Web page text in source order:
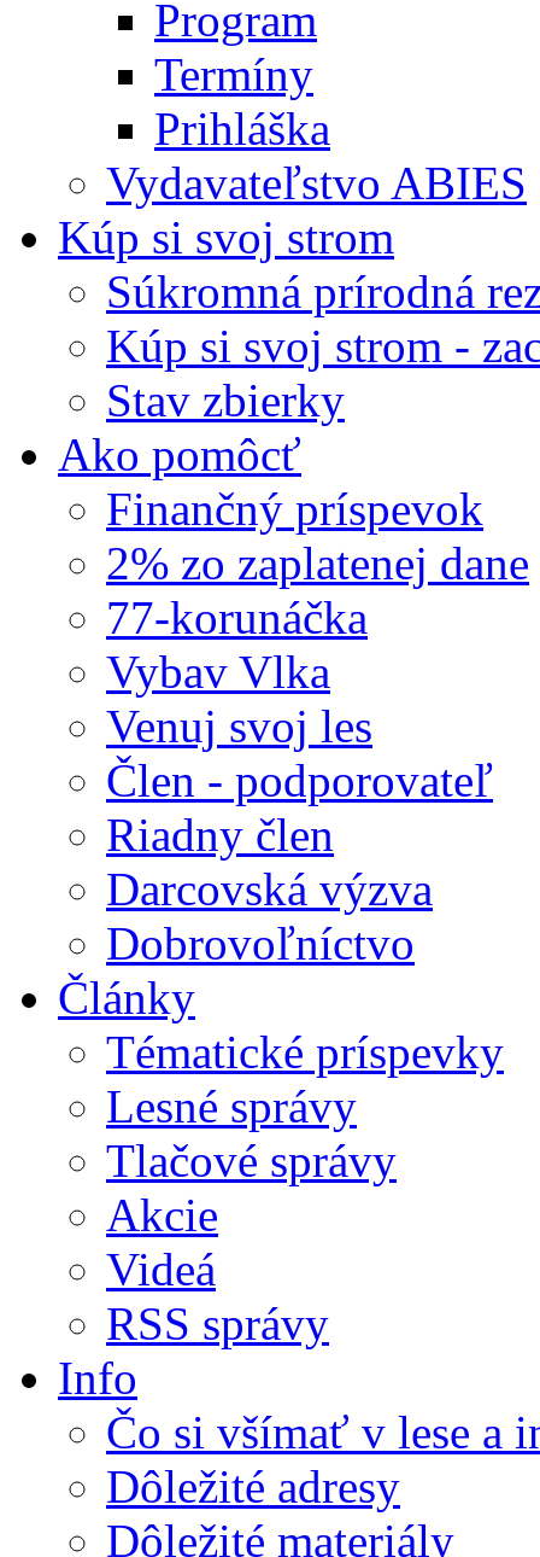
Program
Termíny
Prihláška
Vydavateľstvo ABIES
Kúp si svoj strom
Súkromná prírodná
Kúp si svoj strom -
Stav zbierky
Ako pomôcť
Finančný príspevok
2% zo zaplatenej dane
77-korunáčka
Vybav Vlka
Venuj svoj les
Člen - podporovateľ
Riadny člen
Darcovská výzva
Dobrovoľníctvo
Články
Tématické príspevky
Lesné správy
Tlačové správy
Akcie
Videá
RSS správy
Info
Čo si všímať v lese a
Dôležité adresy
Dôležité materiály